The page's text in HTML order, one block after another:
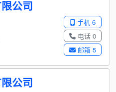
公司
手机 6
电话 0
邮箱 5
公司